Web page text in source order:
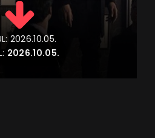
2026.10.05.
2026.10.05.